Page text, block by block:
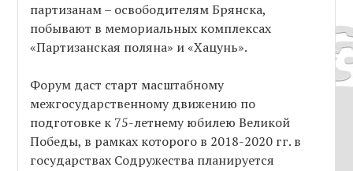
партизанам – освободителям Брянска,
побывают в мемориальных комплексах
«Партизанская поляна» и «Хацунь».
Форум даст старт масштабному
межгосударственному движению по
подготовке к 75-летнему юбилею Великой
Победы, в рамках которого в 2018-2020 гг. в
государствах Содружества планируется